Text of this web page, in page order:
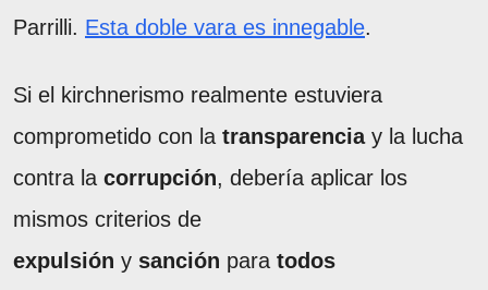
Parrilli. Esta doble vara es innegable.
Si el kirchnerismo realmente estuviera
comprometido con la transparenciay la lucha
contra la corrupción, debería aplicar los
mismos criterios de
expulsión y sanción para todos